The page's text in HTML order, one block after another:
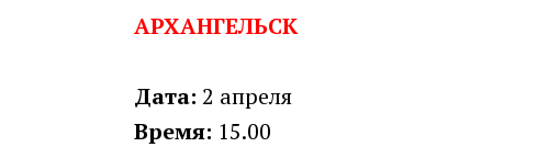
АРХАНГЕЛЬСК
Дата: 2 апреля
Время: 15.00